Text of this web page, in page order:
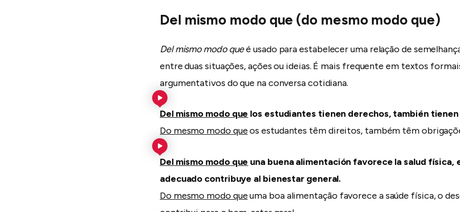
Del mismo modo que (do mesmo modo que)
Del mismo modo queé usado para estabelecer uma relação de
entre duas situações, ações ou ideias. É mais frequente em textos
argumentativos do que na conversa cotidiana.
Del mismo modo que los estudiantes tienen derechos, también
Do mesmo modo queos estudantes têm direitos, também têm
Del mismo modo que una buena alimentación favorece la salud física,
adecuado contribuye al bienestar general.
Do mesmo modo queuma boa alimentação favorece a saúde física, o